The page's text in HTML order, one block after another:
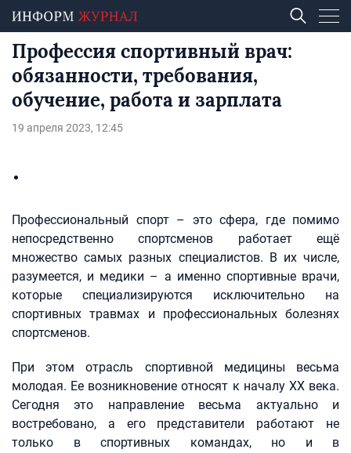
Профессия спортивный врач:
обязанности, требования,
обучение, работа и зарплата
19 апреля 2023, 12:45
Профессиональный спорт – это сфера, где помимо
непосредственно спортсменов работает ещё
множество самых разных специалистов. В их числе,
разумеется, и медики – а именно спортивные врачи,
которые специализируются исключительно на
спортивных травмах и профессиональных болезнях
спортсменов.
При этом отрасль спортивной медицины весьма
молодая. Ее возникновение относят к началу ХХ века.
Сегодня это направление весьма актуально и
востребовано, а его представители работают не
только в спортивных командах, но и в